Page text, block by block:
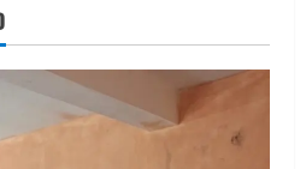
पुरस्कार के लिए 13 वीरांगनाओं का
आर्या
NEWS
2026 के सब-कॉन्टेस्ट ‘मिस